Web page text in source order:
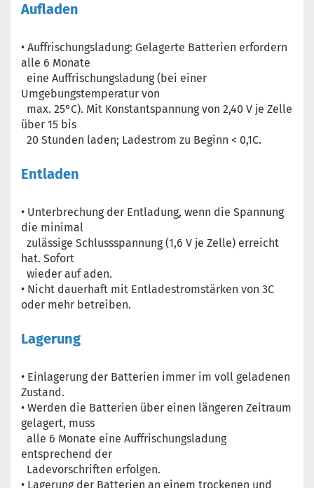
Aufladen
• Auffrischungsladung: Gelagerte Batterien erfordern
alle 6 Monate
eine Auffrischungsladung (bei einer
Umgebungstemperatur von
max. 25°C). Mit Konstantspannung von 2,40 V je Zelle
über 15 bis
20 Stunden laden; Ladestrom zu Beginn < 0,1C.
Entladen
• Unterbrechung der Entladung, wenn die Spannung
die minimal
zulässige Schlussspannung (1,6 V je Zelle) erreicht
hat. Sofort
wieder auf aden.
• Nicht dauerhaft mit Entladestromstärken von 3C
oder mehr betreiben.
Lagerung
• Einlagerung der Batterien immer im voll geladenen
Zustand.
• Werden die Batterien über einen längeren Zeitraum
gelagert, muss
alle 6 Monate eine Auffrischungsladung
entsprechend der
Ladevorschriften erfolgen.
• Lagerung der Batterien an einem trockenen und